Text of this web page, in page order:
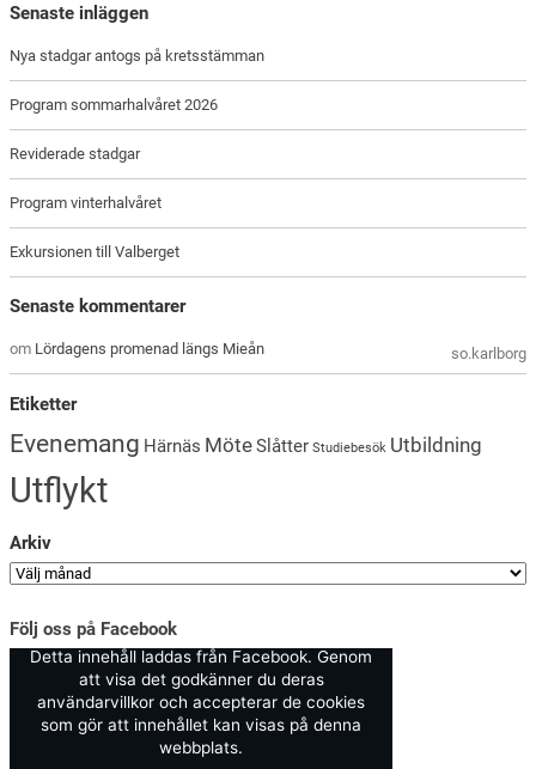
Senaste inläggen
Nya stadgar antogs på kretsstämman
Program sommarhalvåret 2026
Reviderade stadgar
Program vinterhalvåret
Exkursionen till Valberget
Senaste kommentarer
so.karlborg
om Lördagens promenad längs Mieån
Etiketter
Evenemang Härnäs MöteSlåtter Studiebesök Utbildning
Utflykt
Arkiv
Följ oss på Facebook
Detta innehåll laddas från Facebook. Genom
att visa det godkänner du deras
användarvillkor och accepterar de cookies
som gör att innehållet kan visas på denna
webbplats.